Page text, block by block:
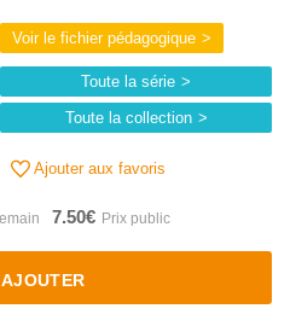
Voir le fichier pédagogique
Toute la série
Toute la collection
Ajouter aux favoris
7.50€
AJOUTER